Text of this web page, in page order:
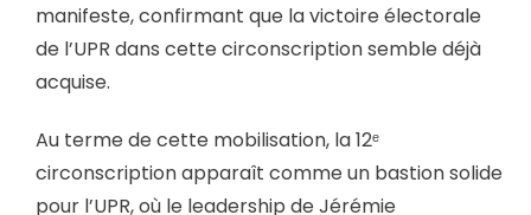
manifeste, confirmant que la victoire électorale
de l’UPR dans cette circonscription semble déjà
acquise.
Au terme de cette mobilisation, la 12ᵉ
circonscription apparaît comme un bastion solide
pour l’UPR, où le leadership de Jérémie